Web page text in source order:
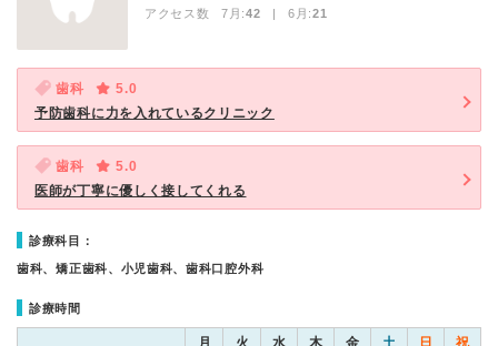
アクセス数 7月:42 | 6月:21
歯科
5.0
予防歯科に力を入れているクリニック
歯科
5.0
医師が丁寧に優しく接してくれる
診療科目：
歯科、矯正歯科、小児歯科、歯科口腔外科
診療時間
月 火 水 木 金 土 日 祝